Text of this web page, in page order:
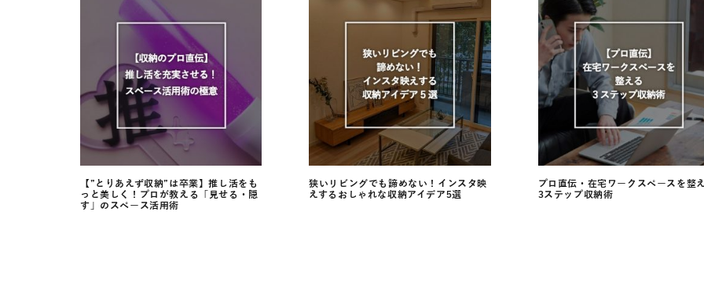
【”とりあえず収納”は卒業】推し活をも
っと美しく！プロが教える「見せる・隠
す」のスペース活用術
狭いリビングでも諦めない！インスタ映
えするおしゃれな収納アイデア5選
プロ直伝・在宅ワークスペースを整
3ステップ収納術